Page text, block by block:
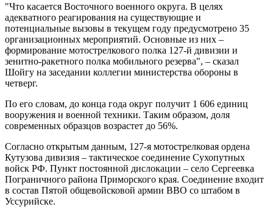
"Что касается Восточного военного округа. В целях
адекватного реагирования на существующие и
потенциальные вызовы в текущем году предусмотрено 35
организационных мероприятий. Основные из них –
формирование мотострелкового полка 127-й дивизии и
зенитно-ракетного полка мобильного резерва", – сказал
Шойгу на заседании коллегии министерства обороны в
четверг.
По его словам, до конца года округ получит 1 606 единиц
вооружения и военной техники. Таким образом, доля
современных образцов возрастет до 56%.
Согласно открытым данным, 127-я мотострелковая ордена
Кутузова дивизия – тактическое соединение Сухопутных
войск РФ. Пункт постоянной дислокации – село Сергеевка
Пограничного района Приморского края. Соединение входит
в состав Пятой общевойсковой армии ВВО со штабом в
Уссурийске.